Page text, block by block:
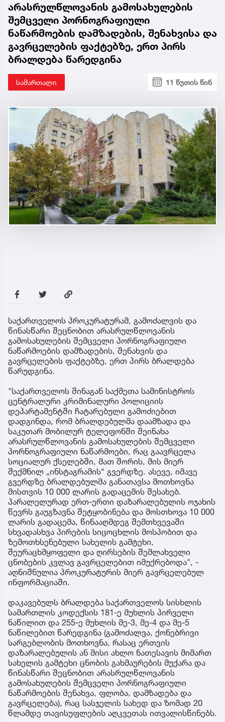
არასრულწლოვანის გამოსახულების
შემცველი პორნოგრაფიული
ნაწარმოების დამზადების, შენახვისა და
გავრცელების ფაქტებზე, ერთ პირს
ბრალდება წარედგინა
სამართალი 11 წუთის წინ
საქართველოს პროკურატურამ, გამოძალვის და
წინასწარი შეცნობით არასრულწლოვანის
გამოსახულების შემცველი პორნოგრაფიული
ნაწარმოების დამზადების, შენახვის და
გავრცელების ფაქტებზე, ერთ პირს ბრალდება
წარუდგინა.
"საქართველოს შინაგან საქმეთა სამინისტროს
ცენტრალური კრიმინალური პოლიციის
დეპარტამენტში ჩატარებული გამოძიებით
დადგინდა, რომ ბრალდებულმა დაამზადა და
საკუთარ მობილურ ტელეფონში შეინახა
არასრულწლოვანის გამოსახულების შემცველი
პორნოგრაფიული ნაწარმოები, რაც გაავრცელა
სოციალურ ქსელებში, მათ შორის, მის მიერ
შექმნილ „ინსტაგრამის“ გვერდზე. ასევე, იმავე
გვერდზე ბრალდებულმა განათავსა მოთხოვნა
მისთვის 10 000 ლარის გადაცემის შესახებ.
პარალელურად ერთ-ერთი დაზარალებულის ოჯახის
წევრს გაუგზავნა შეტყობინება და მოსთხოვა 10 000
ლარის გადაცემა, წინააღმდეგ შემთხვევაში
სხვადასხვა პირების სიცოცხლის მოსპობით და
ზემოთხსენებული სახელის გამტეხი,
შეურაცხმყოფელი და ღირსების შემლახველი
ცნობების კვლავ გავრცელებით იმუქრებოდა", -
აღნიშნულია პროკურატურის მიერ გავრცელებულ
ინფორმაციაში.
დაკავებულს ბრალდება საქართველოს სისხლის
სამართლის კოდექსის 181-ე მუხლის პირველი
ნაწილით და 255-ე მუხლის მე-3, მე-4 და მე-5
ნაწილებით წარედგინა (გამოძალვა, ქონებრივი
სარგებლობის მოთხოვნა, რასაც ერთვის
დაზარალებულის ან მისი ახლო ნათესავის მიმართ
სახელის გამტეხი ცნობის გახმაურების მუქარა და
წინასწარი შეცნობით არასრულწლოვანის
გამოსახულების შემცველი პორნოგრაფიული
ნაწარმოების შენახვა, ფლობა, დამზადება და
გავრცელება), რაც სასჯელის სახედ და ზომად 20
წლამდე თავისუფლების აღკვეთას ითვალისწინებს.